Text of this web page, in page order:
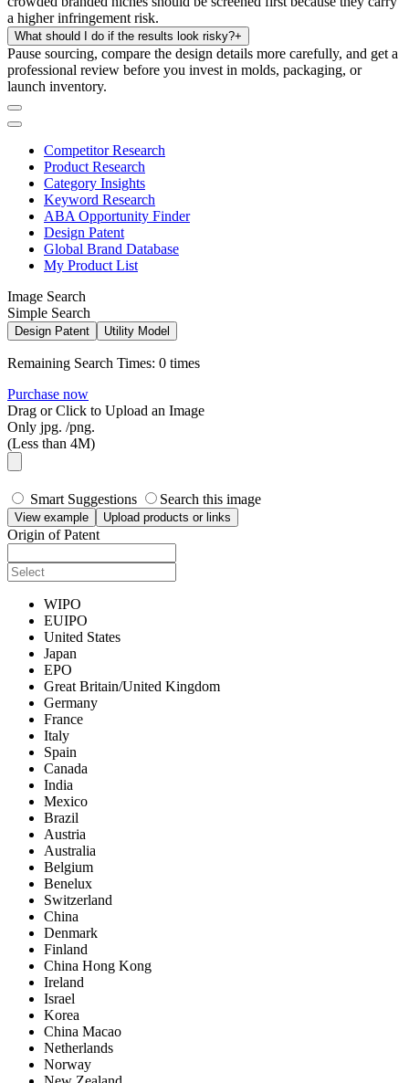
a higher infringement risk.
What should I do if the results look risky?+
Pause sourcing, compare the design details more carefully, and get a
professional review before you invest in molds, packaging, or
launch inventory.
Competitor Research
Product Research
Category Insights
Keyword Research
ABA Opportunity Finder
Design Patent
Global Brand Database
My Product List
Image Search
Simple Search
Design Patent Utility Model
Remaining Search Times: 0 times
Purchase now
Drag or Click to Upload an Image
Only jpg. /png.
(Less than 4M)
Smart Suggestions Search this image
View example Upload products or links
Origin of Patent
WIPO
EUIPO
United States
Japan
EPO
Great Britain/United Kingdom
Germany
France
Italy
Spain
Canada
India
Mexico
Brazil
Austria
Australia
Belgium
Benelux
Switzerland
China
Denmark
Finland
China Hong Kong
Ireland
Israel
Korea
China Macao
Netherlands
Norway